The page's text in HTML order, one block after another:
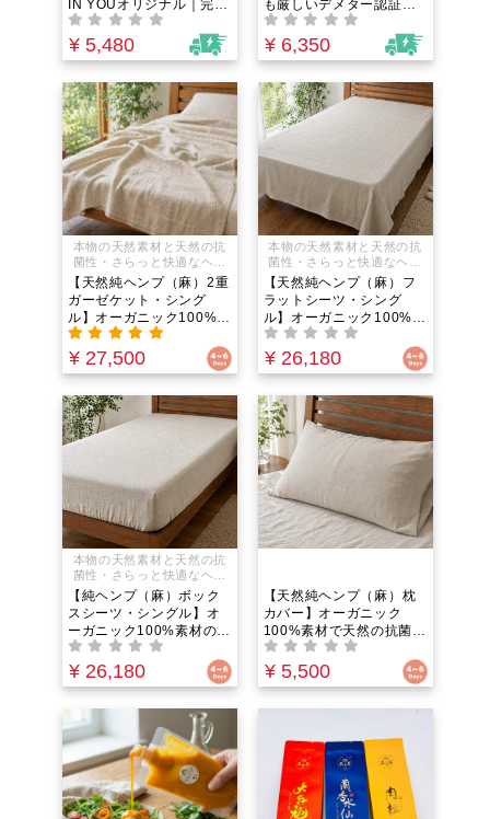
IN YOUオリジナル｜完全
無添加オーガニック洗濯
洗剤｜原因不明の肌荒れ
に悩む方に。合成界面活
パウダー｜経皮毒対策や
子どもでも安心。オーガ
ニックソープナッツ配合
で柔軟剤不要！天然精油
が香る究極の粉末洗剤
¥ 5,480
社がバイオダイナミック農
法※で製造したエクストラ
バージンオリーブオイルで
も厳しいデメター認証取
得・100%オーガニック｜
アルベキーナ100%のシン
グルオリジン。世界最高
農法が育むフルーティー
な香りと生きた栄養で、
いつもの料理が高級レス
トランの味わいに変わ
る！
¥ 6,350
本物の天然素材と天然の抗
菌性・さらっと快適なヘン
プ麻の寝具
【天然純ヘンプ（麻）2重
ガーゼケット・シング
ル】オーガニック100%素
材の安眠寝具｜重くて暑
苦しいタオルケットはも
う卒業！驚きの軽さと柔
る空気の層で、エアコン
の冷えから体を守り、圧
倒的な吸湿発散性で寝汗
の蒸れを瞬時に逃がす極
上の肌掛け
¥ 27,500
本物の天然素材と天然の抗
菌性・さらっと快適なヘン
プ麻の寝具
【天然純ヘンプ（麻）フ
ラットシーツ・シング
ル】オーガニック100%素
材の安眠寝具｜敷いても
掛けても極上の涼感。天
然発酵糸の圧倒的な吸湿
苦しさやエアコンの冷
え・睡眠中の寝汗を一枚
で完璧にコントロール！
最高級の安眠時間をあな
たに。
¥ 26,180
本物の天然素材と天然の抗
菌性・さらっと快適なヘン
プ麻の寝具
【純ヘンプ（麻）ボック
スシーツ・シングル】オ
ーガニック100%素材の安
眠寝具｜菌を寄せ付けな
い高い結晶化度で、背中
の蒸れと全身の寝汗を瞬
圧倒的極上涼感！吸湿発
散性と抗菌力で、睡眠中
の寝苦しさやマットレス
のダニ・カビ・嫌な匂い
を根本から防ぐ
¥ 26,180
【天然純ヘンプ（麻）枕
カバー】オーガニック
100%素材で天然の抗菌
力。化学繊維はもう卒業
｜日本の職人が織り上げ
る天然発酵糸の極上涼
うほど馴染む涼感で不眠
や寝苦しさを解消し深い
眠りをサポート
¥ 5,500